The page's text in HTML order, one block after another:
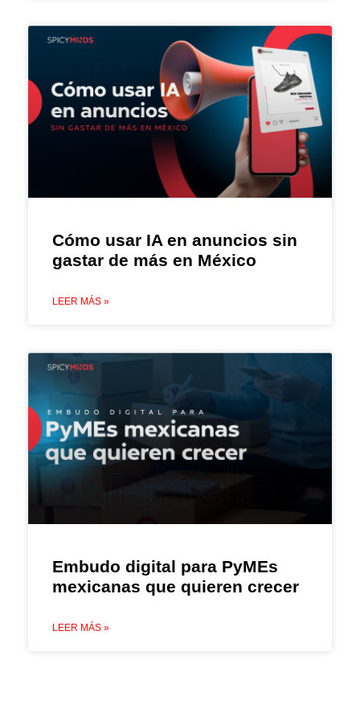
Cómo usar IA en anuncios sin
gastar de más en México
LEER MÁS »
Embudo digital para PyMEs
mexicanas que quieren crecer
LEER MÁS »